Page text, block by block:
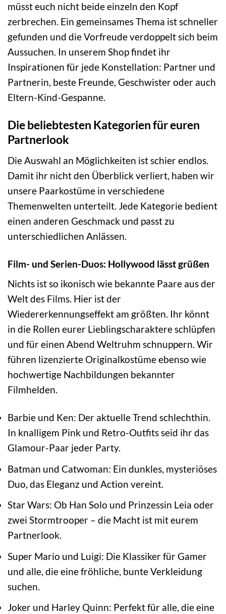
müsst euch nicht beide einzeln den Kopf
zerbrechen. Ein gemeinsames Thema ist schneller
gefunden und die Vorfreude verdoppelt sich beim
Aussuchen. In unserem Shop findet ihr
Inspirationen für jede Konstellation: Partner und
Partnerin, beste Freunde, Geschwister oder auch
Eltern-Kind-Gespanne.
Die beliebtesten Kategorien für euren
Partnerlook
Die Auswahl an Möglichkeiten ist schier endlos.
Damit ihr nicht den Überblick verliert, haben wir
unsere Paarkostüme in verschiedene
Themenwelten unterteilt. Jede Kategorie bedient
einen anderen Geschmack und passt zu
unterschiedlichen Anlässen.
Film- und Serien-Duos: Hollywood lässt grüßen
Nichts ist so ikonisch wie bekannte Paare aus der
Welt des Films. Hier ist der
Wiedererkennungseffekt am größten. Ihr könnt
in die Rollen eurer Lieblingscharaktere schlüpfen
und für einen Abend Weltruhm schnuppern. Wir
führen lizenzierte Originalkostüme ebenso wie
hochwertige Nachbildungen bekannter
Filmhelden.
Barbie und Ken: Der aktuelle Trend schlechthin.
In knalligem Pink und Retro-Outfits seid ihr das
Glamour-Paar jeder Party.
Batman und Catwoman: Ein dunkles, mysteriöses
Duo, das Eleganz und Action vereint.
Star Wars: Ob Han Solo und Prinzessin Leia oder
zwei Stormtrooper – die Macht ist mit eurem
Partnerlook.
Super Mario und Luigi: Die Klassiker für Gamer
und alle, die eine fröhliche, bunte Verkleidung
suchen.
Joker und Harley Quinn: Perfekt für alle, die eine